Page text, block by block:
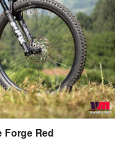
Forge Red